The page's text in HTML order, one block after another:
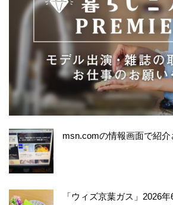
msn.comの情報画面で紹介
「ウィズ京葉ガス」2026